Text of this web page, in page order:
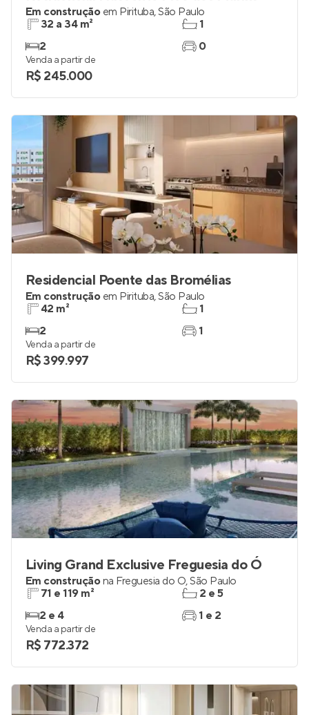
Em construção em Pirituba,São Paulo
32 a 34 m²
2
1
0
Venda a partir de
R$ 245.000
Residencial Poente das Bromélias
Em construção em Pirituba,São Paulo
42 m²
2
1
1
Venda a partir de
R$ 399.997
Living Grand Exclusive Freguesia do Ó
Em construçãona Freguesia do Ó,São Paulo
71 e 119 m²
2 e 4
2 e 5
1 e 2
Venda a partir de
R$ 772.372